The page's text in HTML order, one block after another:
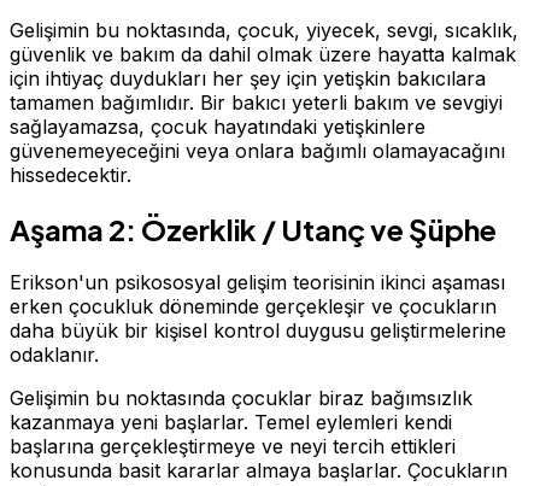
Gelişimin bu noktasında, çocuk, yiyecek, sevgi, sıcaklık,
güvenlik ve bakım da dahil olmak üzere hayatta kalmak
için ihtiyaç duydukları her şey için yetişkin bakıcılara
tamamen bağımlıdır. Bir bakıcı yeterli bakım ve sevgiyi
sağlayamazsa, çocuk hayatındaki yetişkinlere
güvenemeyeceğini veya onlara bağımlı olamayacağını
hissedecektir.
Aşama 2: Özerklik / Utanç ve Şüphe
Erikson'un psikososyal gelişim teorisinin ikinci aşaması
erken çocukluk döneminde gerçekleşir ve çocukların
daha büyük bir kişisel kontrol duygusu geliştirmelerine
odaklanır.
Gelişimin bu noktasında çocuklar biraz bağımsızlık
kazanmaya yeni başlarlar. Temel eylemleri kendi
başlarına gerçekleştirmeye ve neyi tercih ettikleri
konusunda basit kararlar almaya başlarlar. Çocukların